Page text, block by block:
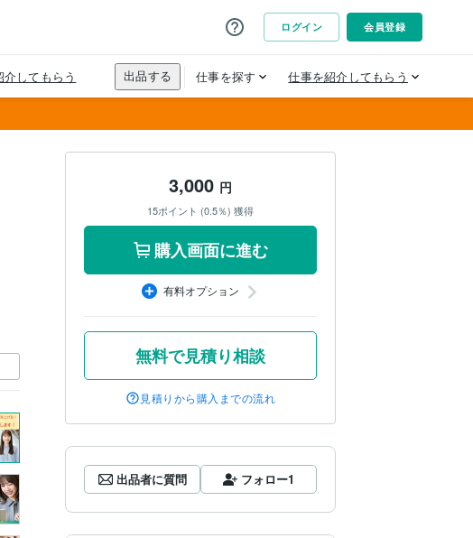
3,000 円
15ポイント (0.5％) 獲得
購入画面に進む
有料オプション
無料で見積り相談
見積りから購入までの流れ
出品者に質問 フォロー1